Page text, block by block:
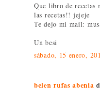
Que libro de
las recetas!! jejeje
Te dejo mi mail:
Un besi
sábado, 15 enero,
belen rufas abenia